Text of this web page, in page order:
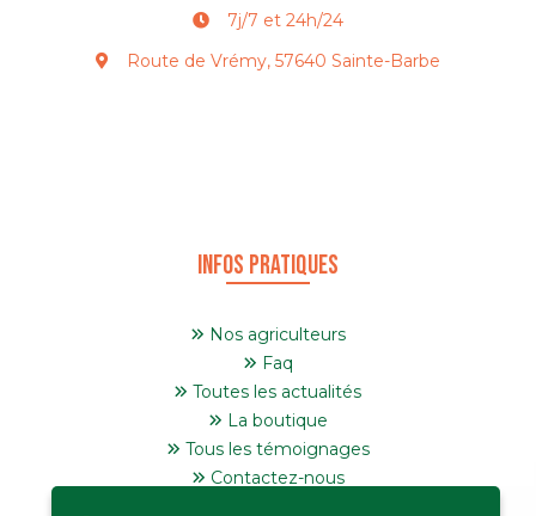
7j/7 et 24h/24
Route de Vrémy, 57640 Sainte-Barbe
Infos pratiques
Nos agriculteurs
Faq
Toutes les actualités
La boutique
Tous les témoignages
Contactez-nous